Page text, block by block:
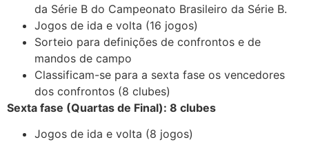
da Série B do Campeonato Brasileiro da Série B.
Jogos de ida e volta (16 jogos)
Sorteio para definições de confrontos e de
mandos de campo
Classificam-se para a sexta fase os vencedores
dos confrontos (8 clubes)
Sexta fase (Quartas de Final): 8 clubes
Jogos de ida e volta (8 jogos)